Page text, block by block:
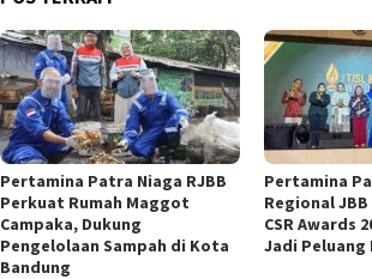
Pertamina Patra Niaga RJBB
Perkuat Rumah Maggot
Campaka, Dukung
Pengelolaan Sampah di Kota
Bandung
Pertamina
Regional JBB
CSR Awards
Jadi Peluang